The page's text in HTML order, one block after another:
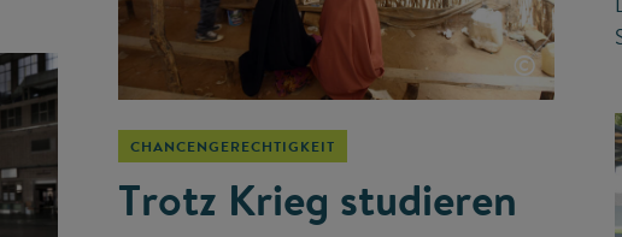
©
CHANCENGERECHTIGKEIT
Trotz Krieg studieren